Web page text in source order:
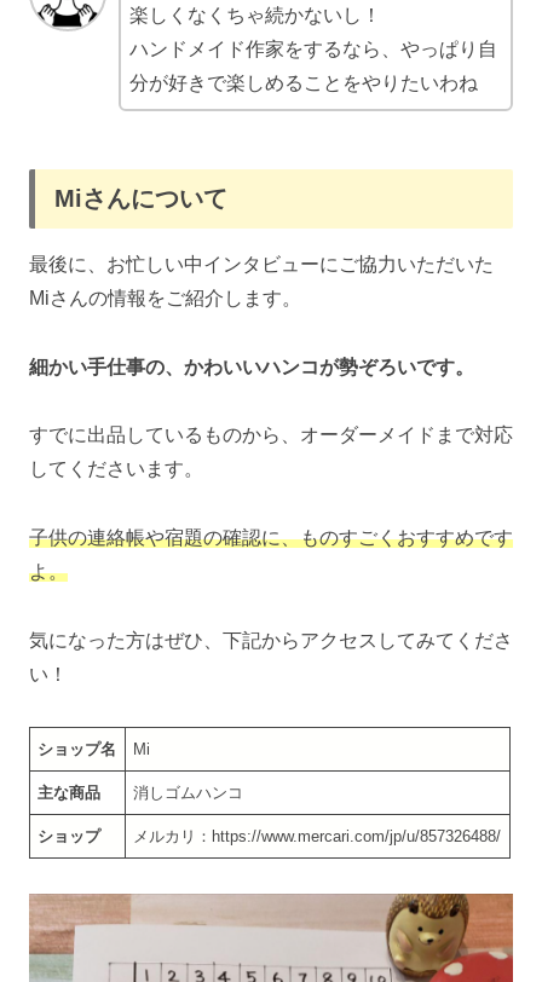
楽しくなくちゃ続かないし！
ハンドメイド作家をするなら、やっぱり自
分が好きで楽しめることをやりたいわね
Miさんについて
最後に、お忙しい中インタビューにご協力いただいた
Miさんの情報をご紹介します。
細かい手仕事の、かわいいハンコが勢ぞろいです。
すでに出品しているものから、オーダーメイドまで対応
してくださいます。
子供の連絡帳や宿題の確認に、ものすごくおすすめです
よ。
気になった方はぜひ、下記からアクセスしてみてくださ
い！
ショップ名 Mi
主な商品 消しゴムハンコ
ショップ メルカリ：https://www.mercari.com/jp/u/857326488/